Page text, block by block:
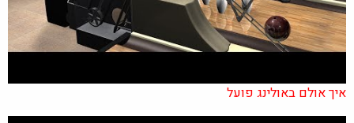
איך אולם באולינג פועל